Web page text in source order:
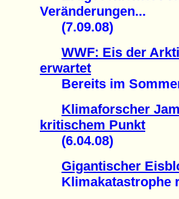
Veränderungen...
(7.09.08)
WWF: Eis der
erwartet
Bereits im Sommer
Klimaforscher
kritischem Punkt
(6.04.08)
Gigantischer
Klimakatastrophe